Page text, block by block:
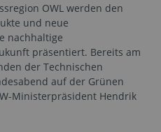
OWL werden den
und neue
nachhaltige
präsentiert. Bereits am
der Technischen
auf der Grünen
Ministerpräsident Hendrik